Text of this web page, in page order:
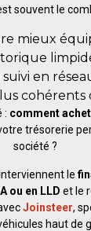
souvent le
mieux
en
cohérents
: comment
trésorerie
société ?
le
ou en LLD et le
Joinsteer,
haut de